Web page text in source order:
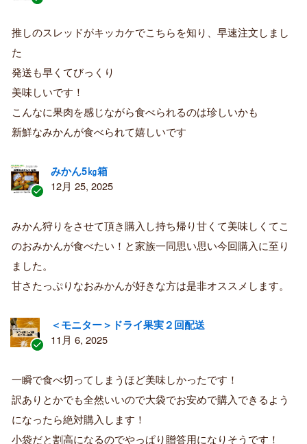
証
済
購
者
推しのスレッドがキッカケでこちらを知り、早速注文しまし
た
発送も早くてびっくり
美味しいです！
こんなに果肉を感じながら食べられるのは珍しいかも
新鮮なみかんが食べられて嬉しいです
証
済
み
購
者
みかん5㎏箱
12月 25, 2025
みかん狩りをさせて頂き購入し持ち帰り甘くて美味しくてこ
のおみかんが食べたい！と家族一同思い思い今回購入に至り
ました。
甘さたっぷりなおみかんが好きな方は是非オススメします。
証
済
み
購
＜モニター＞ドライ果実２回配送
11月 6, 2025
一瞬で食べ切ってしまうほど美味しかったです！
訳ありとかでも全然いいので大袋でお安めで購入できるよう
になったら絶対購入します！
小袋だと割高になるのでやっぱり贈答用になりそうです！